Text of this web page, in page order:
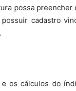
possa
cadastro
os cálculos do